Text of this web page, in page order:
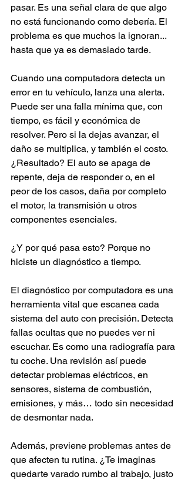
pasar. Es una señal clara de que algo
no está funcionando como debería. El
problema es que muchos la ignoran...
hasta que ya es demasiado tarde.
Cuando una computadora detecta un
error en tu vehículo, lanza una alerta.
Puede ser una falla mínima que, con
tiempo, es fácil y económica de
resolver. Pero si la dejas avanzar, el
daño se multiplica, y también el costo.
¿Resultado? El auto se apaga de
repente, deja de responder o, en el
peor de los casos, daña por completo
el motor, la transmisión u otros
componentes esenciales.
¿Y por qué pasa esto? Porque no
hiciste un diagnóstico a tiempo.
El diagnóstico por computadora es una
herramienta vital que escanea cada
sistema del auto con precisión. Detecta
fallas ocultas que no puedes ver ni
escuchar. Es como una radiografía para
tu coche. Una revisión así puede
detectar problemas eléctricos, en
sensores, sistema de combustión,
emisiones, y más… todo sin necesidad
de desmontar nada.
Además, previene problemas antes de
que afecten tu rutina. ¿Te imaginas
quedarte varado rumbo al trabajo, justo